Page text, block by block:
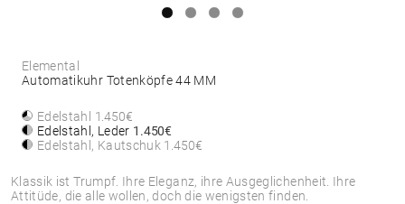
Klassik ist Trumpf. Ihre Eleganz, ihre Ausgeglichenheit. Ihre
Attitüde, die alle wollen, doch die wenigsten finden.
Elemental
Automatikuhr Totenköpfe 44 MM
Edelstahl 1.450€
Edelstahl, Leder 1.450€
Edelstahl, Kautschuk 1.450€